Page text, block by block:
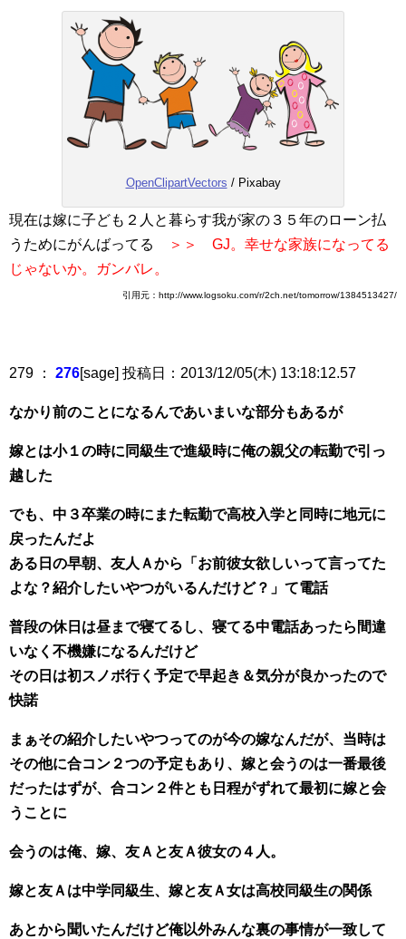
OpenClipartVectors / Pixabay
現在は嫁に子ども２人と暮らす我が家の３５年のローン払
うためにがんばってる
＞＞ GJ。幸せな家族になってる
じゃないか。ガンバレ。
引用元：http://www.logsoku.com/r/2ch.net/tomorrow/1384513427/
279 ： 276[sage] 投稿日：2013/12/05(木) 13:18:12.57
なかり前のことになるんであいまいな部分もあるが
嫁とは小１の時に同級生で進級時に俺の親父の転勤で引っ
越した
でも、中３卒業の時にまた転勤で高校入学と同時に地元に
戻ったんだよ
ある日の早朝、友人Ａから「お前彼女欲しいって言ってた
よな？紹介したいやつがいるんだけど？」て電話
普段の休日は昼まで寝てるし、寝てる中電話あったら間違
いなく不機嫌になるんだけど
その日は初スノボ行く予定で早起き＆気分が良かったので
快諾
まぁその紹介したいやつってのが今の嫁なんだが、当時は
その他に合コン２つの予定もあり、嫁と会うのは一番最後
だったはずが、合コン２件とも日程がずれて最初に嫁と会
うことに
会うのは俺、嫁、友Ａと友Ａ彼女の４人。
嫁と友Ａは中学同級生、嫁と友Ａ女は高校同級生の関係
あとから聞いたんだけど俺以外みんな裏の事情が一致して